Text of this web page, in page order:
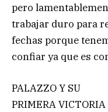
pero
trabajar duro para
fechas porque
confiar ya que es
PALAZZO Y SU
PRIMERA VICTORIA